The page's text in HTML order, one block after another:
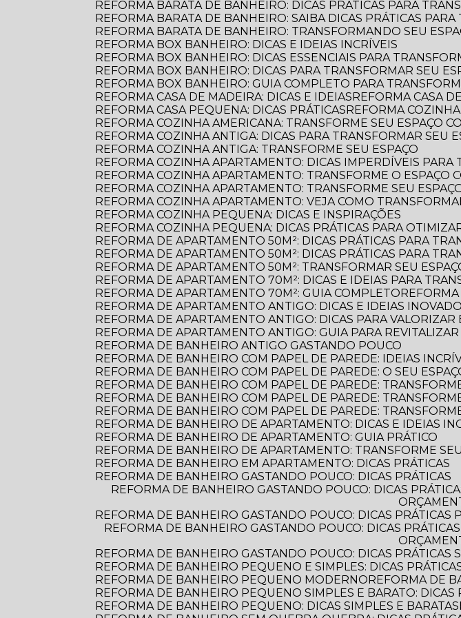
REFORMA BARATA DE BANHEIRO: DICAS PRÁTICAS PARA
REFORMA BARATA DE BANHEIRO: SAIBA DICAS PRÁTICAS
REFORMA BARATA DE BANHEIRO: TRANSFORMANDO SEU
REFORMA BOX BANHEIRO: DICAS E IDEIAS INCRÍVEIS
REFORMA BOX BANHEIRO: DICAS ESSENCIAIS PARA
REFORMA BOX BANHEIRO: DICAS PARA TRANSFORMAR SEU
REFORMA BOX BANHEIRO: GUIA COMPLETO PARA
REFORMA CASA DE MADEIRA: DICAS E IDEIAS
REFORMA CASA
REFORMA CASA PEQUENA: DICAS PRÁTICAS
REFORMA
REFORMA COZINHA AMERICANA: TRANSFORME SEU ESPAÇO
REFORMA COZINHA ANTIGA: DICAS PARA TRANSFORMAR SEU
REFORMA COZINHA ANTIGA: TRANSFORME SEU ESPAÇO
REFORMA COZINHA APARTAMENTO: DICAS IMPERDÍVEIS PARA
REFORMA COZINHA APARTAMENTO: TRANSFORME O ESPAÇO
REFORMA COZINHA APARTAMENTO: TRANSFORME SEU
REFORMA COZINHA APARTAMENTO: VEJA COMO
REFORMA COZINHA PEQUENA: DICAS E INSPIRAÇÕES
REFORMA COZINHA PEQUENA: DICAS PRÁTICAS PARA
REFORMA DE APARTAMENTO 50M²: DICAS PRÁTICAS PARA
REFORMA DE APARTAMENTO 50M²: DICAS PRÁTICAS PARA
REFORMA DE APARTAMENTO 50M²: TRANSFORMAR SEU
REFORMA DE APARTAMENTO 70M²: DICAS E IDEIAS PARA
REFORMA DE APARTAMENTO 70M²: GUIA COMPLETO
REFORMA DE APARTAMENTO ANTIGO: DICAS E IDEIAS
REFORMA DE APARTAMENTO ANTIGO: DICAS PARA
REFORMA DE APARTAMENTO ANTIGO: GUIA PARA
REFORMA DE BANHEIRO ANTIGO GASTANDO POUCO
REFORMA DE BANHEIRO COM PAPEL DE PAREDE: IDEIAS
REFORMA DE BANHEIRO COM PAPEL DE PAREDE: O SEU
REFORMA DE BANHEIRO COM PAPEL DE PAREDE:
REFORMA DE BANHEIRO COM PAPEL DE PAREDE:
REFORMA DE BANHEIRO COM PAPEL DE PAREDE:
REFORMA DE BANHEIRO DE APARTAMENTO: DICAS E IDEIAS
REFORMA DE BANHEIRO DE APARTAMENTO: GUIA PRÁTICO
REFORMA DE BANHEIRO DE APARTAMENTO: TRANSFORME
REFORMA DE BANHEIRO EM APARTAMENTO: DICAS PRÁTICAS
REFORMA DE BANHEIRO GASTANDO POUCO: DICAS PRÁTICAS
REFORMA DE BANHEIRO GASTANDO POUCO: DICAS PRÁTICAS PARA TRANSFORMAR O ESPAÇO SEM ESTOURAR O
REFORMA DE BANHEIRO GASTANDO POUCO: DICAS PRÁTICAS
REFORMA DE BANHEIRO GASTANDO POUCO: DICAS PRÁTICAS PARA TRANSFORMAR SEU ESPAÇO SEM ESTOURAR O
REFORMA DE BANHEIRO GASTANDO POUCO: DICAS
REFORMA DE BANHEIRO PEQUENO E SIMPLES: DICAS
REFORMA DE BANHEIRO PEQUENO MODERNO
REFORMA DE
REFORMA DE BANHEIRO PEQUENO SIMPLES E BARATO:
REFORMA DE BANHEIRO PEQUENO: DICAS SIMPLES E BARATAS